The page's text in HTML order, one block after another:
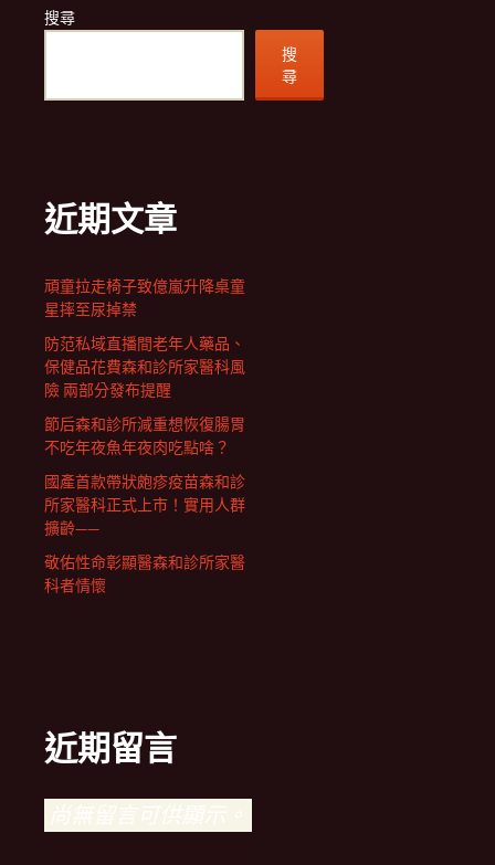
搜尋
搜
尋
近期文章
頑童拉走椅子致億嵐升降桌童
星摔至尿掉禁
防范私域直播間老年人藥品、
保健品花費森和診所家醫科風
險 兩部分發布提醒
節后森和診所減重想恢復腸胃
不吃年夜魚年夜肉吃點啥？
國產首款帶狀皰疹疫苗森和診
所家醫科正式上市！實用人群
擴齡——
敬佑性命彰顯醫森和診所家醫
科者情懷
近期留言
尚無留言可供顯示。